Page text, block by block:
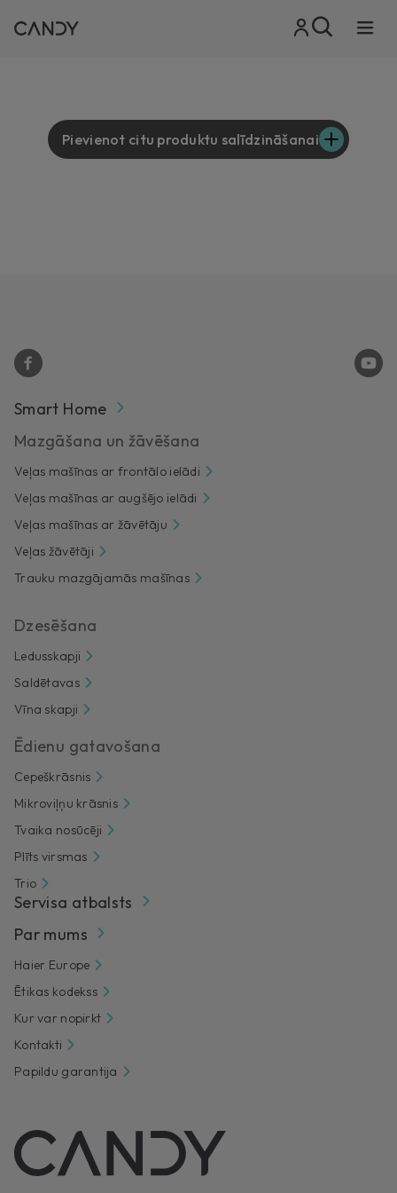
Pievienot citu produktu salīdzināšanai
Smart Home
Mazgāšana un žāvēšana
Veļas mašīnas ar frontālo ielādi
Veļas mašīnas ar augšējo ielādi
Veļas mašīnas ar žāvētāju
Veļas žāvētāji
Trauku mazgājamās mašīnas
Dzesēšana
Ledusskapji
Saldētavas
Vīna skapji
Ēdienu gatavošana
Cepeškrāsnis
Mikroviļņu krāsnis
Tvaika nosūcēji
Plīts virsmas
Trio
Servisa atbalsts
Par mums
Haier Europe
Ētikas kodekss
Kur var nopirkt
Kontakti
Papildu garantija